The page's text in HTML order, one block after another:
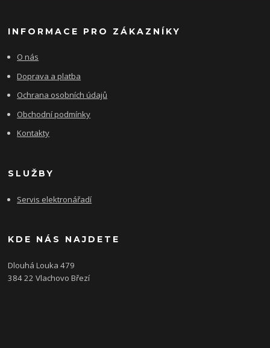
INFORMACE PRO ZÁKAZNÍKY
O nás
Doprava a platba
Ochrana osobních údajů
Obchodní podmínky
Kontakty
SLUŽBY
Servis elektronářadí
KDE NÁS NAJDETE
Dlouhá Louka 479
384 22 Vlachovo Březí